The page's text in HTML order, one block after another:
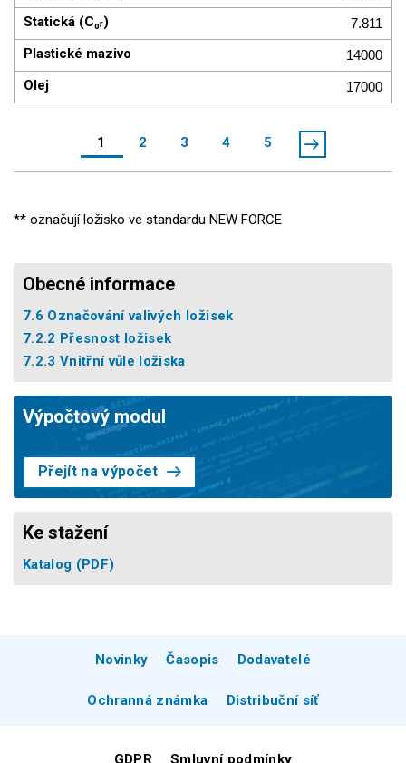
7.811
14000
17000
1 2 3 4 5
** označují ložisko ve standardu NEW FORCE
Obecné informace
7.6 Označování valivých ložisek
7.2.2 Přesnost ložisek
7.2.3 Vnitřní vůle ložiska
Výpočtový modul
Přejít na výpočet
Ke stažení
Katalog (PDF)
Novinky Časopis Dodavatelé
Ochranná známka Distribuční síť
GDPR Smluvní podmínky